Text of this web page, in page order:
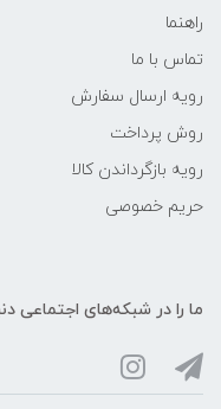
راهنما
تماس با ما
رویه ارسال سفارش
روش پرداخت
رویه‌ بازگرداندن کالا
حریم خصوصی
ما را در شبکه‌های اجتماعی